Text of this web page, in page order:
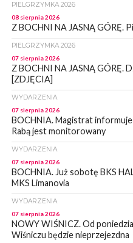
PIELGRZYMKA 2026
08 sierpnia 2026
Z BOCHNI NA JASNĄ GÓRĘ.
PIELGRZYMKA 2026
07 sierpnia 2026
Z BOCHNI NA JASNĄ GÓRĘ.
[ZDJĘCIA]
WYDARZENIA
07 sierpnia 2026
BOCHNIA. Magistrat
Rabą jest monitorowany
WYDARZENIA
07 sierpnia 2026
BOCHNIA. Już sobotę BKS
MKS Limanovia
WYDARZENIA
07 sierpnia 2026
NOWY WIŚNICZ. Od
Wiśniczu będzie nieprzejezdna